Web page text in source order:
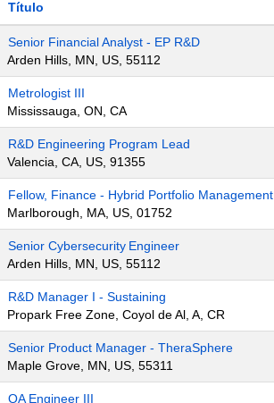
Título
Senior Financial Analyst - EP R&D
Arden Hills, MN, US, 55112
Metrologist III
Mississauga, ON, CA
R&D Engineering Program Lead
Valencia, CA, US, 91355
Fellow, Finance - Hybrid Portfolio Management
Marlborough, MA, US, 01752
Senior Cybersecurity Engineer
Arden Hills, MN, US, 55112
R&D Manager I - Sustaining
Propark Free Zone, Coyol de Al, A, CR
Senior Product Manager - TheraSphere
Maple Grove, MN, US, 55311
QA Engineer III